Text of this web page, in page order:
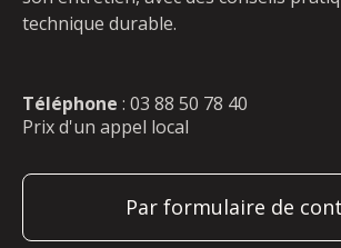
technique durable.
Téléphone : 03 88 50 78 40
Prix d'un appel local
Par formulaire de